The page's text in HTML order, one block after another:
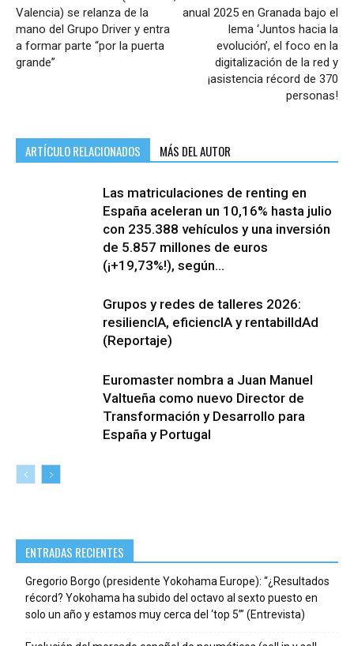
Valencia) se relanza de la
mano del Grupo Driver y entra
a formar parte “por la puerta
grande”
anual 2025 en Granada bajo el
lema ‘Juntos hacia la
evolución’, el foco en la
digitalización de la red y
¡asistencia récord de 370
personas!
ARTÍCULO RELACIONADOS MÁS DEL AUTOR
Las matriculaciones de renting en
España aceleran un 10,16% hasta julio
con 235.388 vehículos y una inversión
de 5.857 millones de euros
(¡+19,73%!), según...
Grupos y redes de talleres 2026:
resiliencIA, eficiencIA y rentabilIdAd
(Reportaje)
Euromaster nombra a Juan Manuel
Valtueña como nuevo Director de
Transformación y Desarrollo para
España y Portugal
ENTRADAS RECIENTES
Gregorio Borgo (presidente Yokohama Europe): “¿Resultados
récord? Yokohama ha subido del octavo al sexto puesto en
solo un año y estamos muy cerca del ‘top 5’” (Entrevista)